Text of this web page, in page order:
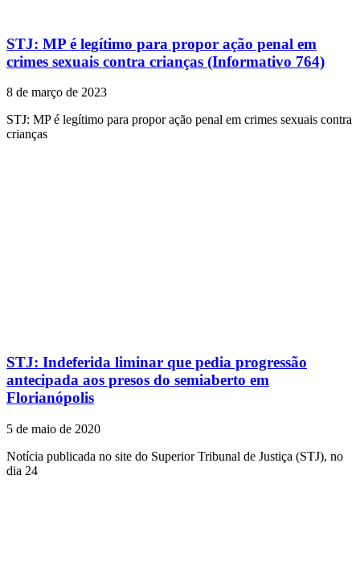
STJ: MP é legítimo para propor ação penal em
crimes sexuais contra crianças (Informativo 764)
8 de março de 2023
STJ: MP é legítimo para propor ação penal em crimes sexuais contra
crianças
STJ: Indeferida liminar que pedia progressão
antecipada aos presos do semiaberto em
Florianópolis
5 de maio de 2020
Notícia publicada no site do Superior Tribunal de Justiça (STJ), no
dia 24